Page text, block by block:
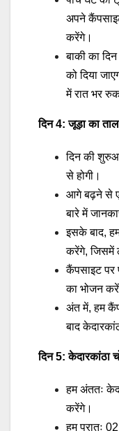
अपने
करेंगे।
बाकी का
को दिया
में रात भर
दिन 4: जूड़ा का
दिन की
से होगी।
आगे बढ़ने से
बारे में
इसके बाद,
करेंगे, जिसमें
कैंपसाइट पर
का भोजन
अंत में, हम
बाद
दिन 5: केदारकांठा
हम अंततः
करेंगे।
हम प्रातः